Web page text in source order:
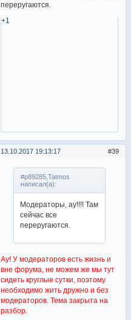
переругаются.
+1
39
13.10.2017 19:13:17
#p89285,Tatmos
написал(а):
Модераторы, ау!!!! Там
сейчас все
переругаются.
Ау! У модераторов есть жизнь и
вне форума, не можем же мы тут
сидеть круглые сутки, поэтому
необходимо жить дружно и без
модераторов. Тема закрыта на
разбор.